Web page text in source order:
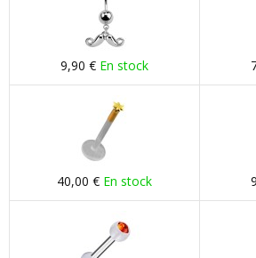
9,90 € En stock
40,00 € En stock